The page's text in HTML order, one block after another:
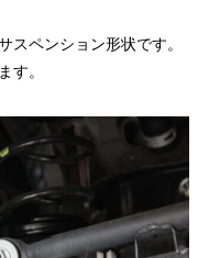
スペンション形状です。
す。